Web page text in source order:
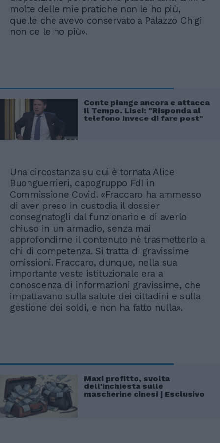
molte delle mie pratiche non le ho più,
quelle che avevo conservato a Palazzo Chigi
non ce le ho più».
Conte piange ancora e attacca
Il Tempo. Lisei: "Risponda al
telefono invece di fare post"
Una circostanza su cui è tornata Alice
Buonguerrieri, capogruppo FdI in
Commissione Covid. «Fraccaro ha ammesso
di aver preso in custodia il dossier
consegnatogli dal funzionario e di averlo
chiuso in un armadio, senza mai
approfondirne il contenuto né trasmetterlo a
chi di competenza. Si tratta di gravissime
omissioni. Fraccaro, dunque, nella sua
importante veste istituzionale era a
conoscenza di informazioni gravissime, che
impattavano sulla salute dei cittadini e sulla
gestione dei soldi, e non ha fatto nulla».
Maxi profitto, svolta
dell'inchiesta sulle
mascherine cinesi | Esclusivo